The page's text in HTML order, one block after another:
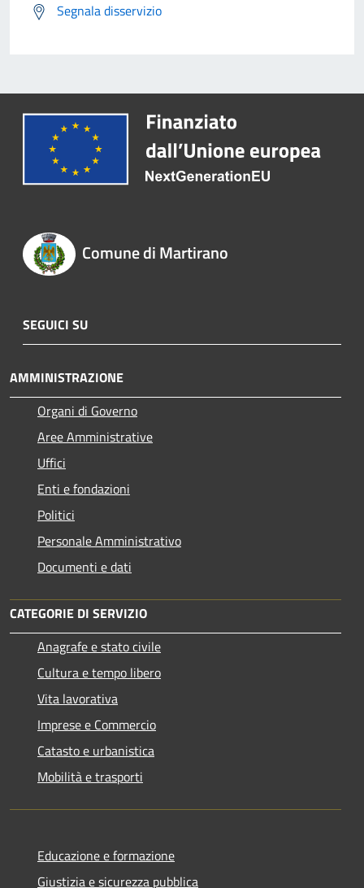
Segnala disservizio
Comune di Martirano
SEGUICI SU
AMMINISTRAZIONE
Organi di Governo
Aree Amministrative
Uffici
Enti e fondazioni
Politici
Personale Amministrativo
Documenti e dati
CATEGORIE DI SERVIZIO
Anagrafe e stato civile
Cultura e tempo libero
Vita lavorativa
Imprese e Commercio
Catasto e urbanistica
Mobilità e trasporti
Educazione e formazione
Giustizia e sicurezza pubblica